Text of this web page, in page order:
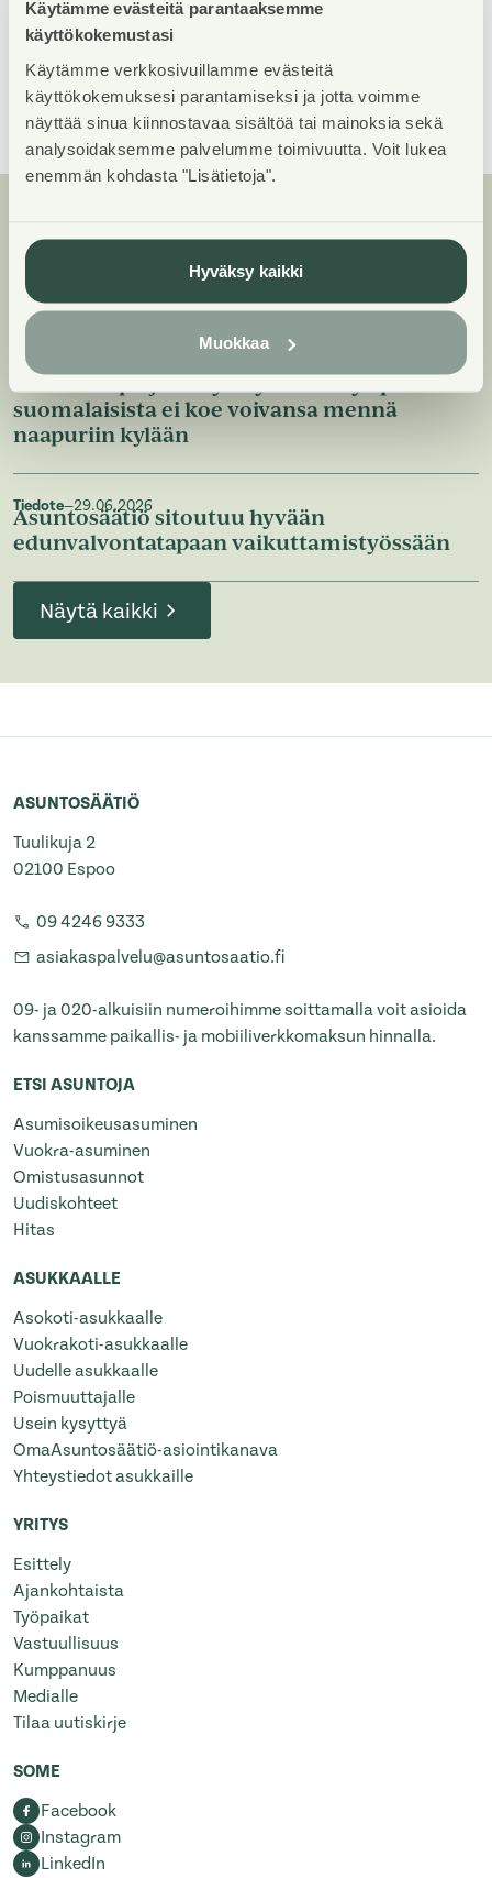
Käytämme evästeitä parantaaksemme
käyttökokemustasi
Käytämme verkkosivuillamme evästeitä
käyttökokemuksesi parantamiseksi ja jotta voimme
näyttää sinua kiinnostavaa sisältöä tai mainoksia sekä
analysoidaksemme palvelumme toimivuutta. Voit lukea
enemmän kohdasta "Lisätietoja".
Hyväksy kaikki
Muokkaa
Yhteystiedot medialle
Asuntosäätiö on selvittänyt parvekkeiden
turvallisuutta kohteillaan
Tiedote—09.07.2026
Tutkimus paljasti kyläilykadon – yli puolet
suomalaisista ei koe voivansa mennä
naapuriin kylään
Tiedote—29.06.2026
Asuntosäätiö sitoutuu hyvään
edunvalvontatapaan vaikuttamistyössään
Näytä kaikki
ASUNTOSÄÄTIÖ
Tuulikuja 2
02100 Espoo
09 4246 9333
asiakaspalvelu@asuntosaatio.fi
09- ja 020-alkuisiin numeroihimme soittamalla voit asioida
kanssamme paikallis- ja mobiiliverkkomaksun hinnalla.
ETSI ASUNTOJA
Asumisoikeusasuminen
Vuokra-asuminen
Omistusasunnot
Uudiskohteet
Hitas
ASUKKAALLE
Asokoti-asukkaalle
Vuokrakoti-asukkaalle
Uudelle asukkaalle
Poismuuttajalle
Usein kysyttyä
OmaAsuntosäätiö-asiointikanava
Yhteystiedot asukkaille
YRITYS
Esittely
Ajankohtaista
Työpaikat
Vastuullisuus
Kumppanuus
Medialle
Tilaa uutiskirje
SOME
Facebook
Instagram
LinkedIn